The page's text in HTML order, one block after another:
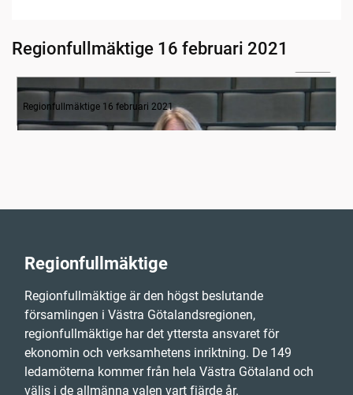
Regionfullmäktige 16 februari 2021
Inledande formalia
Regionfullmäktige 16 februari 2021
Regionfullmäktige
Regionfullmäktige är den högst beslutande
församlingen i Västra Götalandsregionen,
regionfullmäktige har det yttersta ansvaret för
ekonomin och verksamhetens inriktning. De 149
ledamöterna kommer från hela Västra Götaland och
väljs i de allmänna valen vart fjärde år.